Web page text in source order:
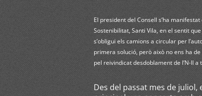
El president del Consell s’ha
Sostenibilitat, Santi Vila, en el sentit
s’obligui els camions a circular per
primera solució, però això no ens ha
pel reivindicat desdoblament de l’N-II
Des del passat mes de juliol,